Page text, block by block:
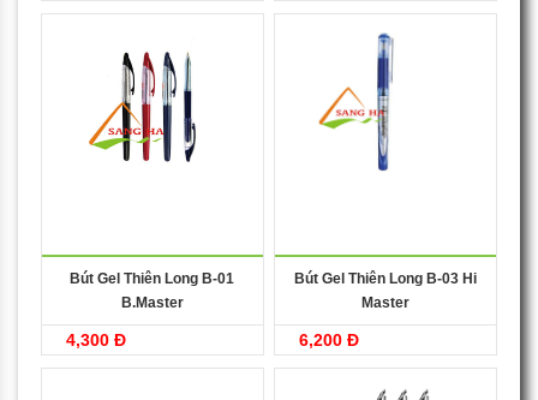
Bút Gel Thiên Long B-01
B.Master
4,300 Đ
Bút Gel Thiên Long B-03 Hi
Master
6,200 Đ